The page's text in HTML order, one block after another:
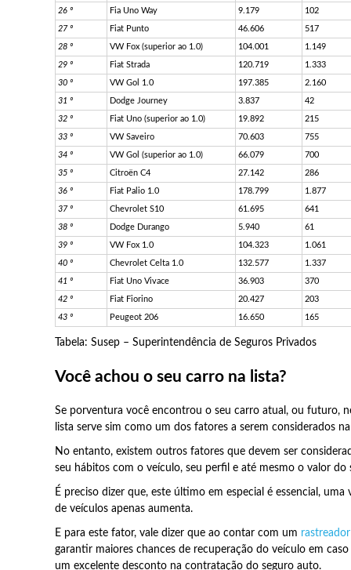
26º Fia Uno Way 9.179 102
27º Fiat Punto 46.606 517
28º VW Fox (superior ao 1.0) 104.001 1.149
29º Fiat Strada 120.719 1.333
30º VW Gol 1.0 197.385 2.160
31 º Dodge Journey 3.837 42
32º Fiat Uno (superior ao 1.0) 19.892 215
33º VW Saveiro 70.603 755
34º VW Gol (superior ao 1.0) 66.079 700
35º Citroën C4 27.142 286
36º Fiat Palio 1.0 178.799 1.877
37º Chevrolet S10 61.695 641
38º Dodge Durango 5.940 61
39º VW Fox 1.0 104.323 1.061
40º Chevrolet Celta 1.0 132.577 1.337
41 º Fiat Uno Vivace 36.903 370
42º Fiat Fiorino 20.427 203
43º Peugeot 206 16.650 165
Tabela: Susep – Superintendência de Seguros Privados
Você achou o seu carro na lista?
Se porventura você encontrou o seu carro atual, ou futuro,
lista serve sim como um dos fatores a serem considerados
No entanto, existem outros fatores que devem ser
seu hábitos com o veículo, seu perfil e até mesmo o valor do
É preciso dizer que, este último em especial é essencial,
de veículos apenas aumenta.
E para este fator, vale dizer que ao contar com um rastreador
garantir maiores chances de recuperação do veículo em
um excelente desconto na contratação do seguro auto.